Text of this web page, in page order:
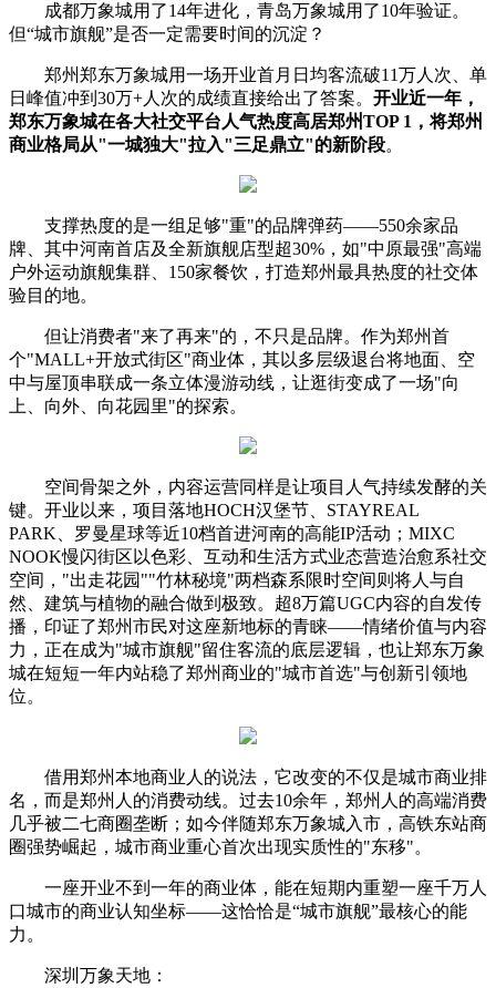
成都万象城用了14年进化，青岛万象城用了10年验证。
但“城市旗舰”是否一定需要时间的沉淀？
郑州郑东万象城用一场开业首月日均客流破11万人次、单
日峰值冲到30万+人次的成绩直接给出了答案。 开业近一年，
郑东万象城在各大社交平台 人气热度高居郑州TOP 1，将郑州
商业格局从"一城独大"拉入"三足鼎立"的新阶段。
支撑热度的是一组足够"重"的品牌弹药——550余家品
牌、其中河南首店及全新旗舰店型超30%，如"中原最强"高端
户外运动旗舰集群、150家餐饮，打造郑州最具热度的社交体
验目的地。
但让消费者"来了再来"的，不只是品牌。作为郑州首
个"MALL+开放式街区"商业体，其以多层级退台将地面、空
中与屋顶串联成一条立体漫游动线，让逛街变成了一场"向
上、向外、向花园里"的探索。
空间骨架之外，内容运营同样是让项目人气持续发酵的关
键。开业以来，项目落地HOCH汉堡节、STAYREAL
PARK、罗曼星球等近10档首进河南的高能IP活动；MIXC
NOOK慢闪街区以色彩、互动和生活方式业态营造治愈系社交
空间，"出走花园""竹林秘境"两档森系限时空间则将人与自
然、建筑与植物的融合做到极致。超8万篇UGC内容的自发传
播，印证了郑州市民对这座新地标的青睐——情绪价值与内容
力，正在成为"城市旗舰"留住客流的底层逻辑，也让郑东万象
城在短短一年内站稳了郑州商业的"城市首选"与创新引领地
位。
借用郑州本地商业人的说法，它改变的不仅是城市商业排
名，而是郑州人的消费动线。过去10余年，郑州人的高端消费
几乎被二七商圈垄断；如今伴随郑东万象城入市，高铁东站商
圈强势崛起，城市商业重心首次出现实质性的"东移"。
一座开业不到一年的商业体，能在短期内重塑一座千万人
口城市的商业认知坐标——这恰恰是“城市旗舰”最核心的能
力。
深圳万象天地：